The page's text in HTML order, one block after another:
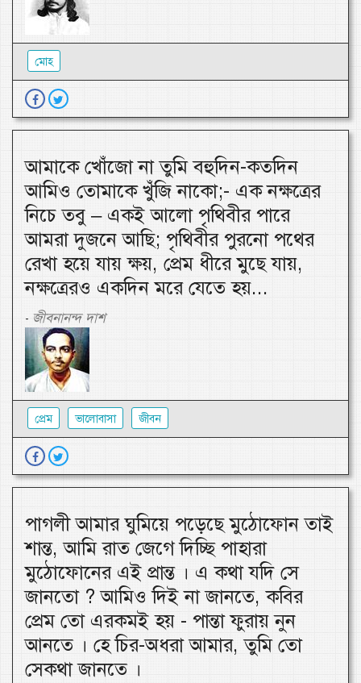
মোহ
আমাকে খোঁজো না তুমি বহুদিন-কতদিন
আমিও তোমাকে খুঁজি নাকো;- এক নক্ষত্রের
নিচে তবু – একই আলো পৃথিবীর পারে
আমরা দুজনে আছি; পৃথিবীর পুরনো পথের
রেখা হয়ে যায় ক্ষয়, প্রেম ধীরে মুছে যায়,
নক্ষত্রেরও একদিন মরে যেতে হয়...
- জীবনানন্দ দাশ
প্রেম ভালোবাসা জীবন
পাগলী আমার ঘুমিয়ে পড়েছে মুঠোফোন তাই
শান্ত, আমি রাত জেগে দিচ্ছি পাহারা
মুঠোফোনের এই প্রান্ত । এ কথা যদি সে
জানতো ? আমিও দিই না জানতে, কবির
প্রেম তো এরকমই হয় - পান্তা ফুরায় নুন
আনতে । হে চির-অধরা আমার, তুমি তো
সেকথা জানতে ।